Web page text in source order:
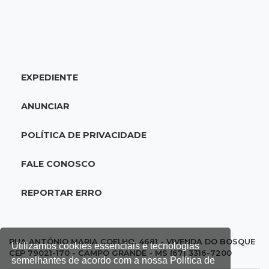
Utilizamos cookies essenciais e tecnologias
semelhantes de acordo com a nossa Política de
07:06Garimpo solidário
Carvalho viram achados em Bazar de Cincão
Cinco famílias iniciaram festa que celebra
espaço para mulheres
EXPEDIENTE
ANUNCIAR
POLÍTICA DE PRIVACIDADE
FALE CONOSCO
REPORTAR ERRO
RUA ANTÔNIO MARIA COELHO, 4681 - VIVENDA DO BOSQUE
CEP 79021-170 - CAMPO GRANDE - MS (67) 3316-7200